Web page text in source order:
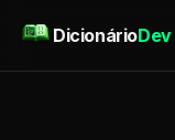
DicionárioDev